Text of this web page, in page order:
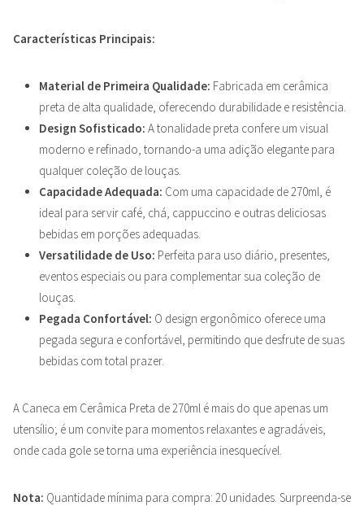
Características Principais:
Material de Primeira Qualidade: Fabricada em cerâmica
preta de alta qualidade, oferecendo durabilidade e resistência.
Design Sofisticado: A tonalidade preta confere um visual
moderno e refinado, tornando-a uma adição elegante para
qualquer coleção de louças.
Capacidade Adequada: Com uma capacidade de 270ml, é
ideal para servir café, chá, cappuccino e outras deliciosas
bebidas em porções adequadas.
Versatilidade de Uso: Perfeita para uso diário, presentes,
eventos especiais ou para complementar sua coleção de
louças.
Pegada Confortável: O design ergonômico oferece uma
pegada segura e confortável, permitindo que desfrute de suas
bebidas com total prazer.
A Caneca em Cerâmica Preta de 270ml é mais do que apenas um
utensílio; é um convite para momentos relaxantes e agradáveis,
onde cada gole se torna uma experiência inesquecível.
Nota: Quantidade mínima para compra: 20 unidades. Surpreenda-se